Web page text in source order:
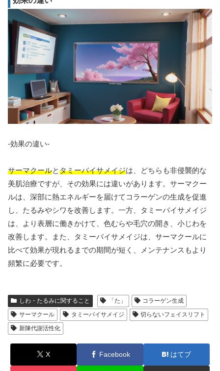
-効果の違い-
サーマクールとタミーバイサメイジは、どちらも非侵襲的な
美肌治療ですが、その効果には違いがあります。サーマクー
ルは、深部に熱エネルギーを届けてコラーゲンの生成を促進
し、たるみやシワを改善します。一方、タミーバイサメイジ
は、より表層に働きかけて、色むらや毛穴の開き、小じわを
改善します。また、タミーバイサメイジは、サーマクールに
比べて効果が現れるまでの期間が短く、メンテナンスもより
頻繁に必要です。
しわ・たるみに関すること 「た」
コラーゲン生成
サーマクール
タミーバイサメイジ
切らないフェイスリフト
新陳代謝活性化
X Facebook はてブ